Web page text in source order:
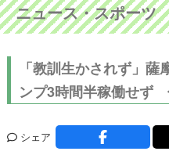
ニュース・スポーツ
「教訓生かされず」
ンプ3時間半稼働せず
シェア